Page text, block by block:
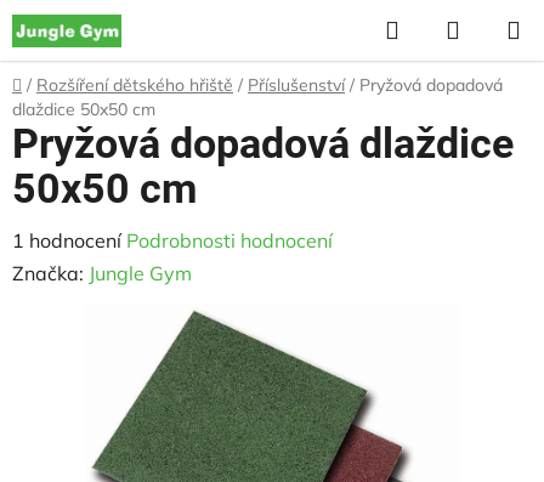
Přejít
na
obsah
Hledat
KOŠÍK
Domů
/ Rozšíření dětského hřiště / Příslušenství / Pryžová dopadová
dlaždice 50x50 cm
Pryžová dopadová dlaždice
50x50 cm
Průměrné
hodnocení
hvězdiček.
1 hodnocení Podrobnosti hodnocení
Značka: Jungle Gym